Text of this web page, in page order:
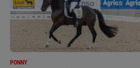
PONNY